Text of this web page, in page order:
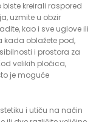
kreirali raspored
uzmite u obzir
kao i sve uglove ili
kada oblažete pod,
i prostora za
velikih pločica,
je moguće
i utiču na način